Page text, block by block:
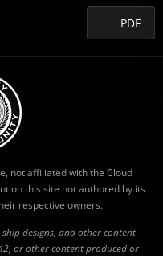
PDF
not affiliated with the Cloud
on this site not authored by its
respective owners.
designs, and other content
or other content produced or